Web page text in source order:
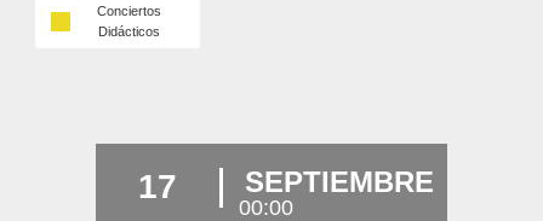
Conciertos
Didácticos
17 SEPTIEMBRE
00:00